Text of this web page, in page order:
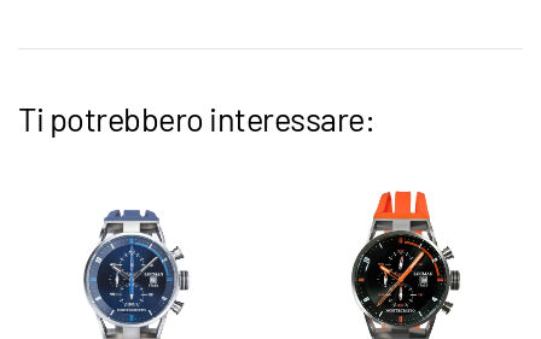
Ti potrebbero interessare: